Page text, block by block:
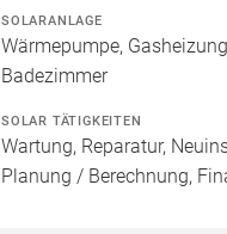
SOLARANLAGE
Wärmepumpe,
Badezimmer
SOLAR TÄTIGKEITEN
Wartung, Reparatur,
Planung / Berechnung,